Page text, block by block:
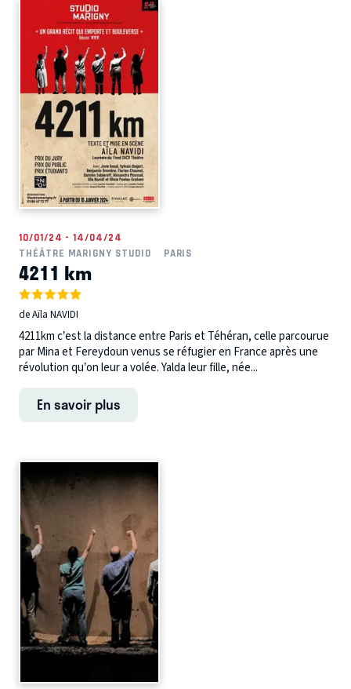
10/01/24 - 14/04/24
THÉÂTRE MARIGNY STUDIO
PARIS
4211 km
de Aïla NAVIDI
4211km c’est la distance entre Paris et Téhéran, celle parcourue
par Mina et Fereydoun venus se réfugier en France après une
révolution qu’on leur a volée. Yalda leur fille, née...
En savoir plus